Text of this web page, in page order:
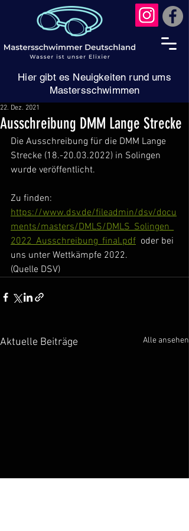
Hier gibt es Neuigkeiten rund ums
Mastersschwimmen
Ausschreibung DMM Lange Strecke
22. Dez. 2021
Die Ausschreibung für die DMM Lange
Strecke (18.-20.03.2022) in Solingen
wurde veröffentlicht.
Zu finden:
https://www.dsv.de/fileadmin/dsv/docu
ments/masters/DMLS/DMLS_Solingen_
2022_Ausschreibung_final.pdf
  oder bei
uns unter Wettkämpfe 2022.
(Quelle DSV)
Aktuelle Beiträge Alle ansehen